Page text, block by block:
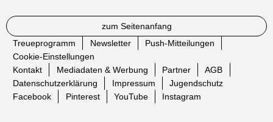
zum Seitenanfang
Treueprogramm
Newsletter
Push-Mitteilungen
Cookie-Einstellungen
Kontakt
Mediadaten & Werbung Partner
AGB
Datenschutzerklärung
Impressum
Jugendschutz
Facebook
Pinterest YouTube Instagram